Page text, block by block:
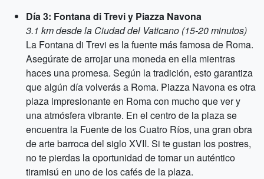
Día 3: Fontana di Trevi y Piazza Navona
3.1 km desde la Ciudad del Vaticano (15-20 minutos)
La Fontana di Trevi es la fuente más famosa de Roma.
Asegúrate de arrojar una moneda en ella mientras
haces una promesa. Según la tradición, esto garantiza
que algún día volverás a Roma. Piazza Navona es otra
plaza impresionante en Roma con mucho que ver y
una atmósfera vibrante. En el centro de la plaza se
encuentra la Fuente de los Cuatro Ríos, una gran obra
de arte barroca del siglo XVII. Si te gustan los postres,
no te pierdas la oportunidad de tomar un auténtico
tiramisú en uno de los cafés de la plaza.